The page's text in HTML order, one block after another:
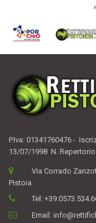
P.Iva: 01341760476 -
13/07/1998 N. Repertorio
Via Corrado
Pistoia
Tel:
Email: